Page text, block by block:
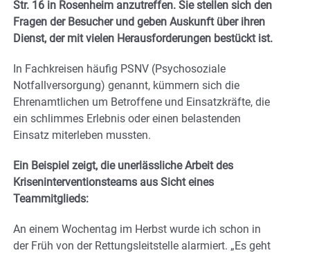
Str. 16 in Rosenheim anzutreffen. Sie stellen sich den
Fragen der Besucher und geben Auskunft über ihren
Dienst, der mit vielen Herausforderungen bestückt ist.
In Fachkreisen häufig PSNV (Psychosoziale
Notfallversorgung) genannt, kümmern sich die
Ehrenamtlichen um Betroffene und Einsatzkräfte, die
ein schlimmes Erlebnis oder einen belastenden
Einsatz miterleben mussten.
Ein Beispiel zeigt, die unerlässliche Arbeit des
Kriseninterventionsteams aus Sicht eines
Teammitglieds:
An einem Wochentag im Herbst wurde ich schon in
der Früh von der Rettungsleitstelle alarmiert. „Es geht